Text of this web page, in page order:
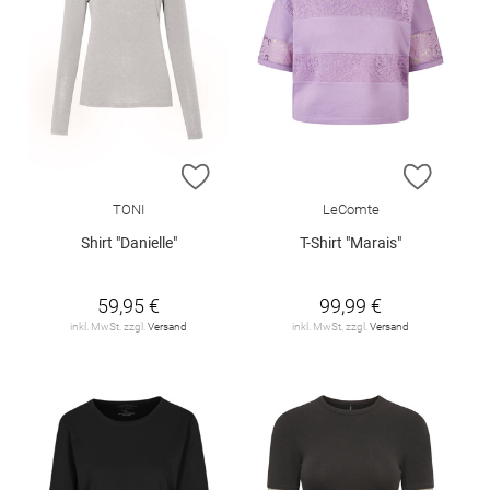
ZUR WUNSCHLISTE HINZUFÜGEN
TONI
Shirt "Danielle"
59,95 €
inkl. MwSt. zzgl. Versand
ZUR
LeComte
T-Shirt "Marais"
99,99 €
inkl. MwSt. zzgl. Versand